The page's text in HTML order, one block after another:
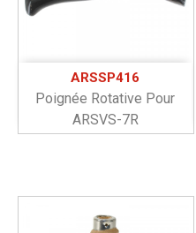
ARSSP416
Poignée Rotative Pour
ARSVS-7R